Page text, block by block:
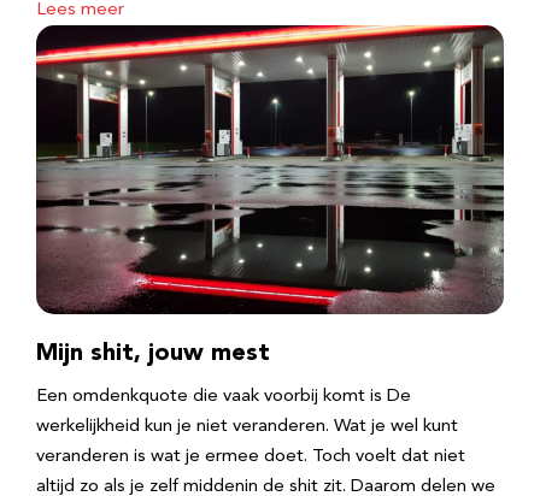
Lees meer
Mijn shit, jouw mest
Een omdenkquote die vaak voorbij komt is De
werkelijkheid kun je niet veranderen. Wat je wel kunt
veranderen is wat je ermee doet. Toch voelt dat niet
altijd zo als je zelf middenin de shit zit. Daarom delen we